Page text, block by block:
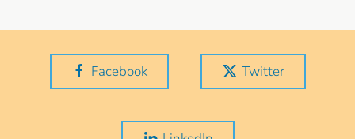
Facebook Twitter